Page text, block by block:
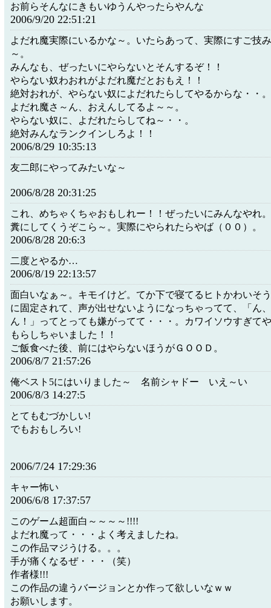
お前らそんなにきもいゆうんやったらやんな
2006/9/20 22:51:21
よだれ魔実際にいるかな～。いたらあって、実際にすご技
～。
みんなも、ぜったいにやらないとそんするぞ！！
やらない奴わおれがよだれ魔だとおもえ！！
絶対おれが、やらない奴によだれたらしてやるからな・・。
よだれ魔さ～ん、おえんしてるよ～～。
やらない奴に、よだれたらしてね～・・。
絶対みんなランクインしろよ！！
2006/8/29 10:35:13
友二郎にやってみたいな～
2006/8/28 20:31:25
これ、めちゃくちゃおもしれー！！ぜったいにみんなやれ
糞にしてくうぞこら～。実際にやられたらやば（００）。
2006/8/28 20:6:3
二度とやるか…
2006/8/19 22:13:57
面白いなぁ～。キモイけど。てか下で寝てるヒトかわいそ
に固定されて、声が出せないようになっちゃってて、「ん
ん！」ってとっても嫌がってて・・・。カワイソウすぎて
もらしちゃいました！！
ご飯食べた後、前にはやらないほうがＧＯＯＤ。
2006/8/7 21:57:26
俺ベスト5にはいりました～ 名前シャドー いえ～い
2006/8/3 14:27:5
とてもむづかしい!
でもおもしろい!
2006/7/24 17:29:36
キャー怖い
2006/6/8 17:37:57
このゲーム超面白～～～～!!!!
よだれ魔って・・・よく考えましたね。
この作品マジうける。。。
手が痛くなるぜ・・・（笑）
作者様!!!
この作品の違うバージョンとか作って欲しいなｗｗ
お願いします。